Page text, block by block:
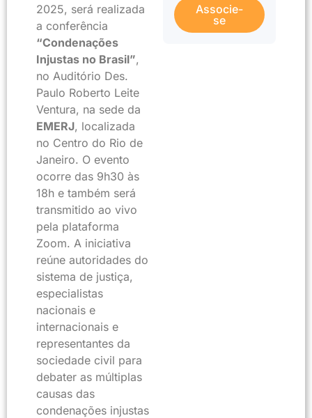
2025, será realizada
a conferência
“Condenações
Injustas no Brasil”,
no Auditório Des.
Paulo Roberto Leite
Ventura, na sede da
EMERJ, localizada
no Centro do Rio de
Janeiro. O evento
ocorre das 9h30 às
18h e também será
transmitido ao vivo
pela plataforma
Zoom. A iniciativa
reúne autoridades do
sistema de justiça,
especialistas
nacionais e
internacionais e
representantes da
sociedade civil para
debater as múltiplas
causas das
condenações injustas
Associe-
se